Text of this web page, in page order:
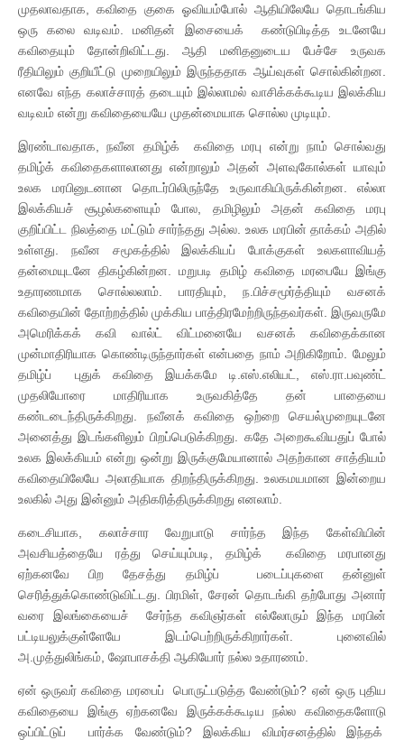
முதலாவதாக, கவிதை குகை ஓவியம்போல் ஆதியிலேயே தொடங்கிய
ஒரு கலை வடிவம். மனிதன் இசையைக் கண்டுபிடித்த உடனேயே
கவிதையும் தோன்றிவிட்டது. ஆதி மனிதனுடைய பேச்சே உருவக
ரீதியிலும் குறியீட்டு முறையிலும் இருந்ததாக ஆய்வுகள் சொல்கின்றன.
எனவே எந்த கலாச்சாரத் தடையும் இல்லாமல் வாசிக்கக்கூடிய இலக்கிய
வடிவம் என்று கவிதையையே முதன்மையாக சொல்ல முடியும்.
இரண்டாவதாக, நவீன தமிழ்க் கவிதை மரபு என்று நாம் சொல்வது
தமிழ்க் கவிதைகளாலானது என்றாலும் அதன் அளவுகோல்கள் யாவும்
உலக மரபினுடனான தொடர்பிலிருந்தே உருவாகியிருக்கின்றன. எல்லா
இலக்கியச் சூழல்களையும் போல, தமிழிலும் அதன் கவிதை மரபு
குறிப்பிட்ட நிலத்தை மட்டும் சார்ந்தது அல்ல. உலக மரபின் தாக்கம் அதில்
உள்ளது. நவீன சமூகத்தில் இலக்கியப் போக்குகள் உலகளாவியத்
தன்மையுடனே திகழ்கின்றன. மறுபடி தமிழ் கவிதை மரபையே இங்கு
உதாரணமாக சொல்லலாம். பாரதியும், ந.பிச்சமூர்த்தியும் வசனக்
கவிதையின் தோற்றத்தில் முக்கிய பாத்திரமேற்றிருந்தவர்கள். இருவருமே
அமெரிக்கக் கவி வால்ட் விட்மனையே வசனக் கவிதைக்கான
முன்மாதிரியாக கொண்டிருந்தார்கள் என்பதை நாம் அறிகிறோம். மேலும்
தமிழ்ப் புதுக் கவிதை இயக்கமே டி.எஸ்.எலியட், எஸ்.ரா.பவுண்ட்
முதலியோரை மாதிரியாக உருவகித்தே தன் பாதையை
கண்டடைந்திருக்கிறது. நவீனக் கவிதை ஒற்றை செயல்முறையுடனே
அனைத்து இடங்களிலும் பிறப்பெடுக்கிறது. கதே அறைகூவியதுப் போல்
உலக இலக்கியம் என்று ஒன்று இருக்குமேயானால் அதற்கான சாத்தியம்
கவிதையிலேயே அலாதியாக திறந்திருக்கிறது. உலகமயமான இன்றைய
உலகில் அது இன்னும் அதிகரித்திருக்கிறது எனலாம்.
கடைசியாக, கலாச்சார வேறுபாடு சார்ந்த இந்த கேள்வியின்
அவசியத்தையே ரத்து செய்யும்படி, தமிழ்க் கவிதை மரபானது
ஏற்கனவே பிற தேசத்து தமிழ்ப் படைப்புகளை தன்னுள்
செரித்துக்கொண்டுவிட்டது. பிரமிள், சேரன் தொடங்கி தற்போது அனார்
வரை இலங்கையைச் சேர்ந்த கவிஞர்கள் எல்லோரும் இந்த மரபின்
பட்டியலுக்குள்ளேயே இடம்பெற்றிருக்கிறார்கள். புனைவில்
அ.முத்துலிங்கம், ஷோபாசக்தி ஆகியோர் நல்ல உதாரணம்.
ஏன் ஒருவர் கவிதை மரபைப் பொருட்படுத்த வேண்டும்? ஏன் ஒரு புதிய
கவிதையை இங்கு ஏற்கனவே இருக்கக்கூடிய நல்ல கவிதைகளோடு
ஒப்பிட்டுப் பார்க்க வேண்டும்? இலக்கிய விமர்சனத்தில் இந்தக்